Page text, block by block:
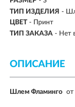
ТИП ИЗДЕЛИЯ -
ЦВЕТ -
Принт
ТИП ЗАКАЗА - Нет
ОПИСАНИЕ
Шлем Фламинго от